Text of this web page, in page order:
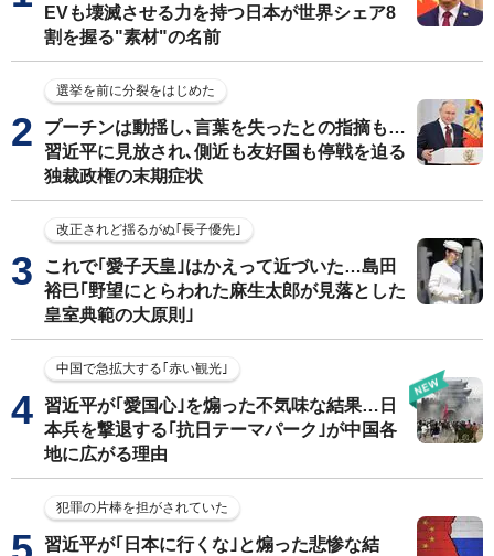
EVも壊滅させる力を持つ日本が世界シェア8
割を握る"素材"の名前
選挙を前に分裂をはじめた
プーチンは動揺し､言葉を失ったとの指摘も…
習近平に見放され､側近も友好国も停戦を迫る
独裁政権の末期症状
改正されど揺るがぬ｢長子優先｣
これで｢愛子天皇｣はかえって近づいた…島田
裕巳｢野望にとらわれた麻生太郎が見落とした
皇室典範の大原則｣
中国で急拡大する｢赤い観光｣
習近平が｢愛国心｣を煽った不気味な結果…日
本兵を撃退する｢抗日テーマパーク｣が中国各
地に広がる理由
犯罪の片棒を担がされていた
習近平が｢日本に行くな｣と煽った悲惨な結